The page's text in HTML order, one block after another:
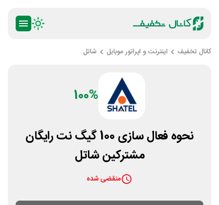
کانال تخفیف اینترنت و اپراتور موبایل شاتل
100%
نحوه فعال سازی 100 گیگ نت رایگان
مشترکین شاتل
منقضی شده